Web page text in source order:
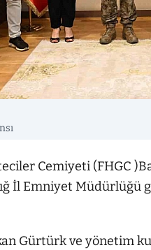
Cemiyeti (FHGC
İl Emniyet Müdürlüğü
Gürtürk ve yönetim